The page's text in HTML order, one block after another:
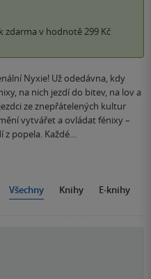
zdarma v hodnotě 299 Kč
Nyxie! Už odedávna, kdy
na nich jezdí do bitev, na lov a
ze znepřátelených kultur
vytvářet a ovládat fénixy –
z popela. Každé…
Všechny Knihy E-knihy